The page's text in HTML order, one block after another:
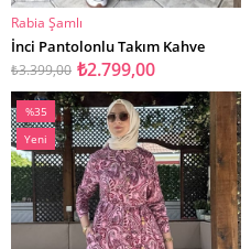
SEPETE EKLE
Rabia Şamlı
İnci Pantolonlu Takım Kahve
₺2.799,00
₺3.399,00
%35
İndirim
%35İndirim
Yeni
Ürün